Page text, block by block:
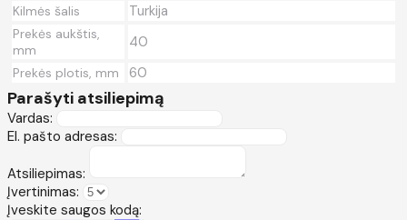
Kilmės šalis
Turkija
Prekės aukštis,
mm
40
Prekės plotis, mm 60
Parašyti atsiliepimą
Vardas:
El. pašto adresas:
Atsiliepimas:
Įvertinimas:
Įveskite saugos kodą: